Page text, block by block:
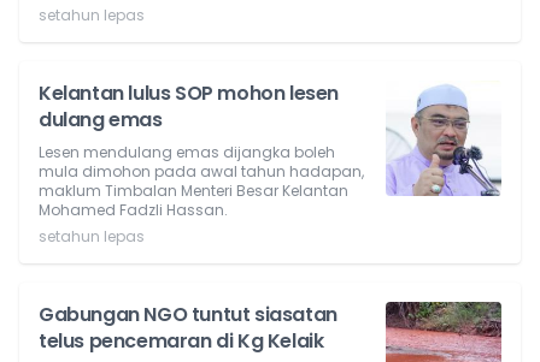
setahun lepas
Kelantan lulus SOP mohon lesen
dulang emas
Lesen mendulang emas dijangka boleh
mula dimohon pada awal tahun hadapan,
maklum Timbalan Menteri Besar Kelantan
Mohamed Fadzli Hassan.
setahun lepas
Gabungan NGO tuntut siasatan
telus pencemaran di Kg Kelaik